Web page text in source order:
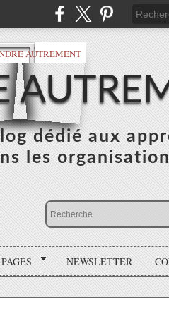
dédié aux
les
PAGES NEWSLETTER